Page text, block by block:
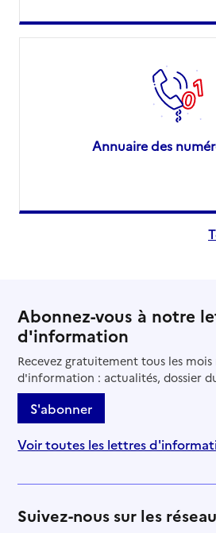
Annuaire des
Abonnez-vous à notre
d'information
Recevez gratuitement tous les
d'information : actualités, dossier
S'abonner
Voir toutes les lettres
Suivez-nous sur les